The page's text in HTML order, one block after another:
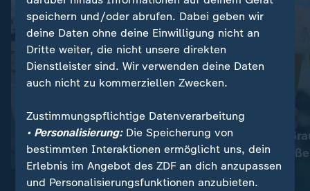
Wetter:
So wird das Wetter
Nachrichten | heute
Immer mehr
müssen
Video
speichern und/oder abrufen. Dabei geben wir
deine Daten ohne deine Einwilligung nicht an
Dritte weiter, die nicht unsere direkten
Dienstleister sind. Wir verwenden deine Daten
auch nicht zu kommerziellen Zwecken.
Zustimmungspflichtige Datenverarbeitung
• Personalisierung:Die Speicherung von
bestimmten Interaktionen ermöglicht uns, dein
Erlebnis im Angebot des ZDF an dich anzupassen
und Personalisierungsfunktionen anzubieten.